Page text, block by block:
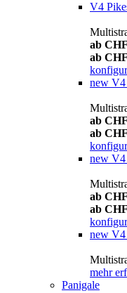
V4
ab
ab
new V4
ab
ab
new V4
ab
ab
new V4
mehr
Panigale